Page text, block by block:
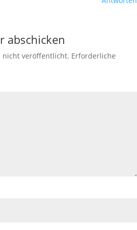
abschicken
nicht veröffentlicht. Erforderliche